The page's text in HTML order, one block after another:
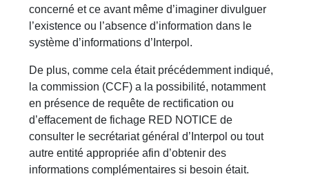
concerné et ce avant même d’imaginer divulguer
l’existence ou l’absence d’information dans le
système d’informations d’Interpol.
De plus, comme cela était précédemment indiqué,
la commission (CCF) a la possibilité, notamment
en présence de requête de rectification ou
d’effacement de fichage RED NOTICE de
consulter le secrétariat général d’Interpol ou tout
autre entité appropriée afin d’obtenir des
informations complémentaires si besoin était.